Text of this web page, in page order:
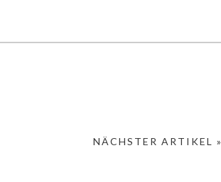
NÄCHSTER ARTIKEL »